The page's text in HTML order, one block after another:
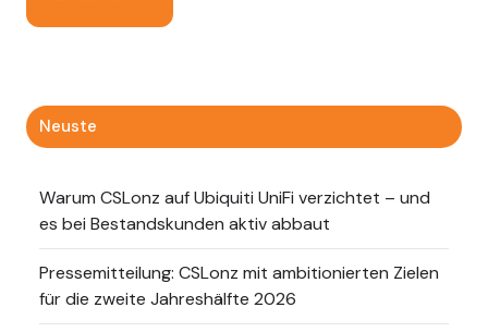
Neuste
Warum CSLonz auf Ubiquiti UniFi verzichtet – und
es bei Bestandskunden aktiv abbaut
Pressemitteilung: CSLonz mit ambitionierten Zielen
für die zweite Jahreshälfte 2026